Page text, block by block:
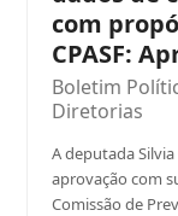
com
CPASF:
Boletim
Diretorias
A deputada
aprovação com
Comissão de